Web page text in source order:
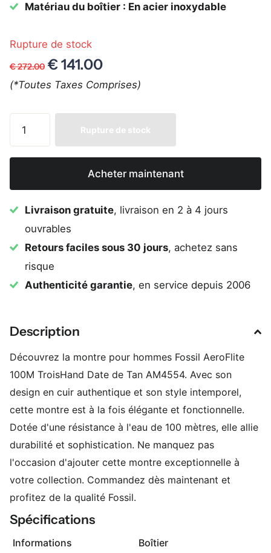
Matériau du boîtier : En acier inoxydable
Rupture de stock
€ 272.00 € 141.00
(*Toutes Taxes Comprises)
Rupture de stock
Acheter maintenant
Livraison gratuite, livraison en 2 à 4 jours
ouvrables
Retours faciles sous 30 jours, achetez sans
risque
Authenticité garantie, en service depuis 2006
Description
Découvrez la montre pour hommes Fossil AeroFlite
100M TroisHand Date de Tan AM4554. Avec son
design en cuir authentique et son style intemporel,
cette montre est à la fois élégante et fonctionnelle.
Dotée d'une résistance à l'eau de 100 mètres, elle allie
durabilité et sophistication. Ne manquez pas
l'occasion d'ajouter cette montre exceptionnelle à
votre collection. Commandez dès maintenant et
profitez de la qualité Fossil.
Spécifications
Informations Boîtier